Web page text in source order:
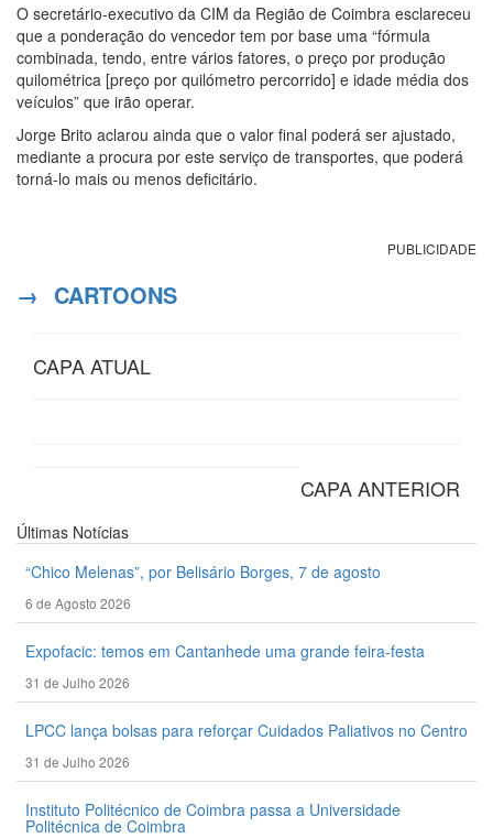
O secretário-executivo da CIM da Região de Coimbra esclareceu
que a ponderação do vencedor tem por base uma “fórmula
combinada, tendo, entre vários fatores, o preço por produção
quilométrica [preço por quilómetro percorrido] e idade média dos
veículos” que irão operar.
Jorge Brito aclarou ainda que o valor final poderá ser ajustado,
mediante a procura por este serviço de transportes, que poderá
torná-lo mais ou menos deficitário.
PUBLICIDADE
→ CARTOONS
CAPA ATUAL
CAPA ANTERIOR
Últimas Notícias
“Chico Melenas”, por Belisário Borges, 7 de agosto
6 de Agosto 2026
Expofacic: temos em Cantanhede uma grande feira-festa
31 de Julho 2026
LPCC lança bolsas para reforçar Cuidados Paliativos no Centro
31 de Julho 2026
Instituto Politécnico de Coimbra passa a Universidade
Politécnica de Coimbra